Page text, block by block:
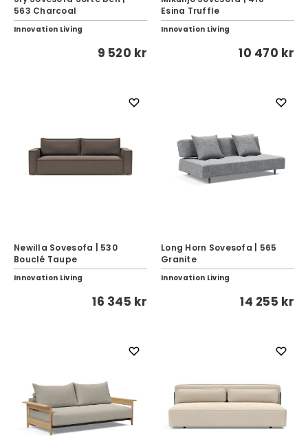
563 Charcoal
Innovation Living
9 520 kr
Esina Truffle
Innovation Living
10 470 kr
Newilla Sovesofa | 530
Bouclé Taupe
Innovation Living
16 345 kr
Long Horn Sovesofa | 565
Granite
Innovation Living
14 255 kr